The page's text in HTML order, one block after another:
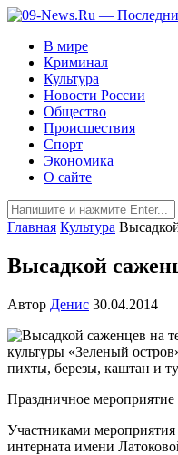
В мире
Криминал
Культура
Новости России
Общество
Происшествия
Спорт
Экономика
О сайте
Главная Культура
Высадкой
Автор Денис 30.04.2014
культуры «Зеленый
пихты, березы, каштан и
Праздничное
Участниками
интерната имени